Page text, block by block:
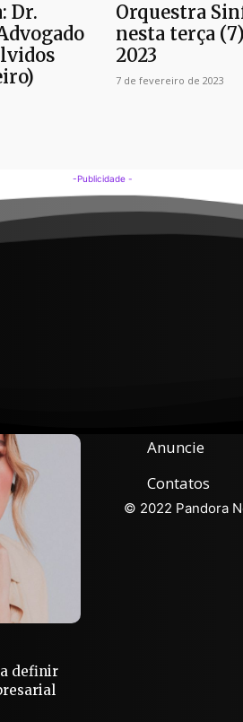
Dr.
Orquestra
nesta terça
2023
7 de fevereiro de 2023
-Publicidade -
definir
Anuncie
Contatos
© 2022 Pandora